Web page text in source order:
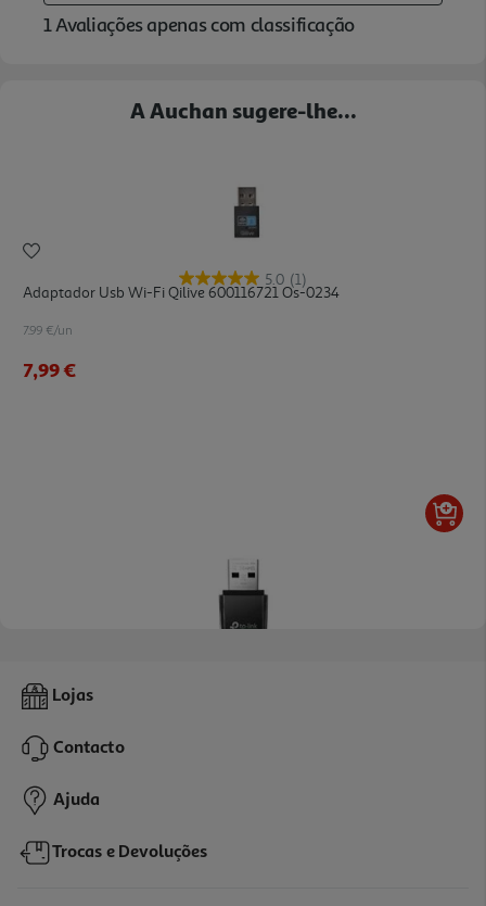
A Auchan sugere-lhe...
5.0 (1)
Adaptador Usb Wi-Fi Qilive 600116721 Os-0234
7.99 €/un
7,99 €
Adaptador Usb Wi-Fi Tp-Link Ac1300 Db Archer-T3u
22,99 €
Lojas
Contacto
Ajuda
Trocas e Devoluções